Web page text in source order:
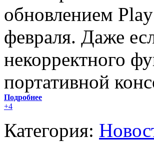
обновлением
февраля. Даже
некорректного
портативной
Подробнее
+4
Категория: